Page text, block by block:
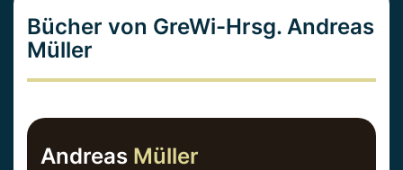
Bücher von GreWi-Hrsg. Andreas
Müller
Andreas Müller